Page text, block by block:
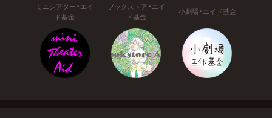
ミニシアター・エイ
ド基金
ブックストア・エイ
ド基金
小劇場・エイド基金